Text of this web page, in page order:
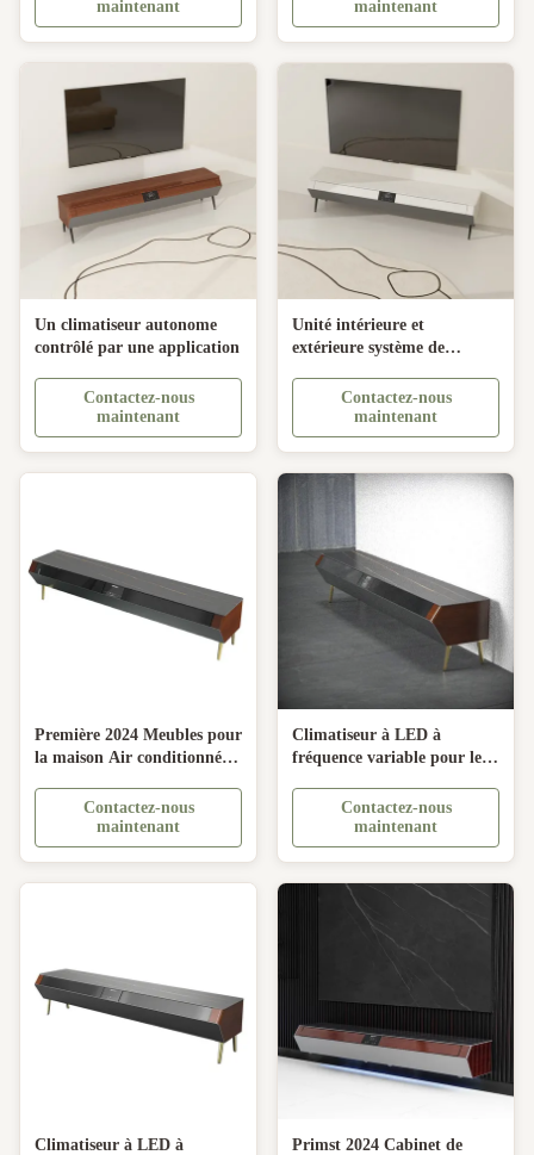
maintenant maintenant
Un climatiseur autonome
contrôlé par une application
Contactez-nous
maintenant
Unité intérieure et
extérieure système de
avec télécommande de
Contactez-nous
maintenant
Première 2024 Meubles pour
la maison Air conditionné
pour les espaces limités
Contactez-nous
maintenant
Climatiseur à LED à
fréquence variable pour le
chauffage rapide dans les
salles de bureau
Contactez-nous
maintenant
Climatiseur à LED à
Primst 2024 Cabinet de